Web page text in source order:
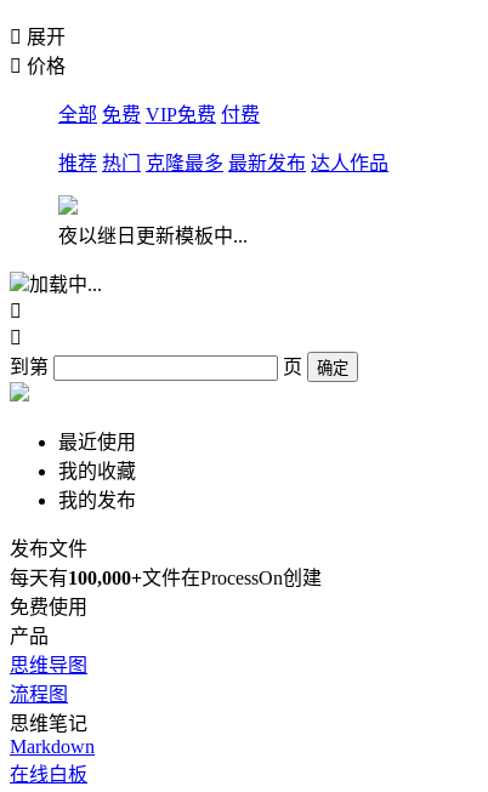
 展开
 价格
全部 免费 VIP免费 付费
推荐 热门 克隆最多 最新发布 达人作品
夜以继日更新模板中...
加载中...


到第
页 确定
最近使用
我的收藏
我的发布
发布文件
每天有100,000+文件在ProcessOn创建
免费使用
产品
思维导图
流程图
思维笔记
Markdown
在线白板